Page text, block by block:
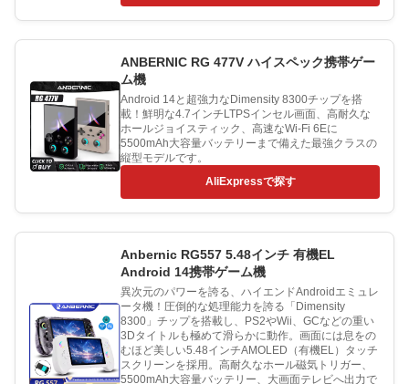
ANBERNIC RG 477V ハイスペック携帯ゲー
ム機
Android 14と超強力なDimensity 8300チップを搭
載！鮮明な4.7インチLTPSインセル画面、高耐久な
ホールジョイスティック、高速なWi-Fi 6Eに
5500mAh大容量バッテリーまで備えた最強クラスの
縦型モデルです。
AliExpressで探す
Anbernic RG557 5.48インチ 有機EL
Android 14携帯ゲーム機
異次元のパワーを誇る、ハイエンドAndroidエミュレ
ータ機！圧倒的な処理能力を誇る「Dimensity
8300」チップを搭載し、PS2やWii、GCなどの重い
3Dタイトルも極めて滑らかに動作。画面には息をの
むほど美しい5.48インチAMOLED（有機EL）タッチ
スクリーンを採用。高耐久なホール磁気トリガー、
5500mAh大容量バッテリー、大画面テレビへ出力で